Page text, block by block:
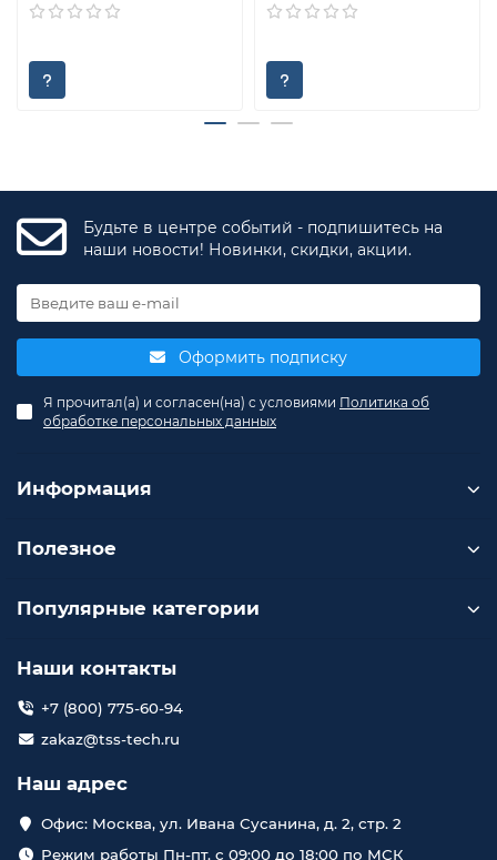
Будьте в центре событий - подпишитесь на
наши новости! Новинки, скидки, акции.
Оформить подписку
Я прочитал(а) и согласен(на) с условиями Политика об
обработке персональных данных
Информация
Полезное
Популярные категории
Наши контакты
+7 (800) 775-60-94
zakaz@tss-tech.ru
Наш адрес
Офис: Москва, ул. Ивана Сусанина, д. 2, стр. 2
Режим работы Пн-пт. с 09:00 до 18:00 по МСК